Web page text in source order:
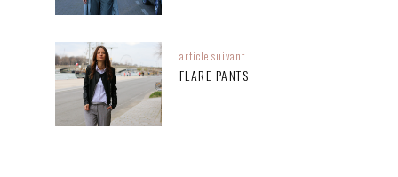
article suivant
FLARE PANTS